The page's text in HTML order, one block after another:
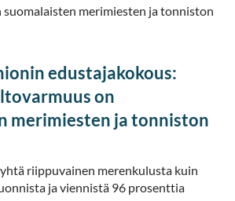
merimiesten ja tonniston
edustajakokous:
on
merimiesten ja tonniston
riippuvainen merenkulusta kuin
ja viennistä 96 prosenttia